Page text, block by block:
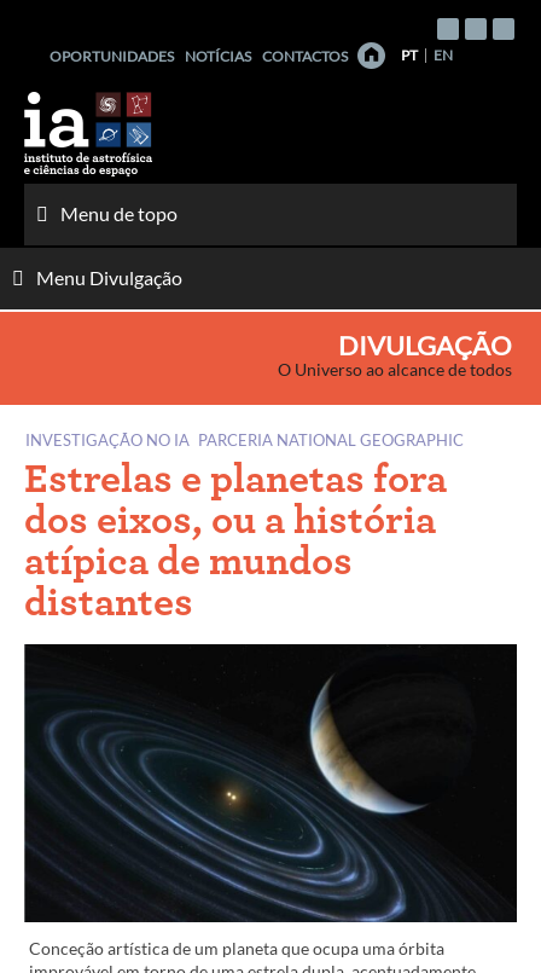
conteúdo
OPORTUNIDADES NOTÍCIAS CONTACTOS PT EN
Menu de topo
Menu Divulgação
DIVULGAÇÃO
O Universo ao alcance de todos
INVESTIGAÇÃO NO IA PARCERIA NATIONAL GEOGRAPHIC
Estrelas e planetas fora
dos eixos, ou a história
atípica de mundos
distantes
Conceção artística de um planeta que ocupa uma órbita